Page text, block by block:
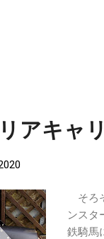
アキャ
そろ
ンスタ
鉄騎馬